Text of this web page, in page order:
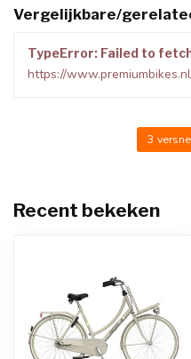
Vergelijkbare/
TypeError: Failed to
https://
3
Recent bekeken